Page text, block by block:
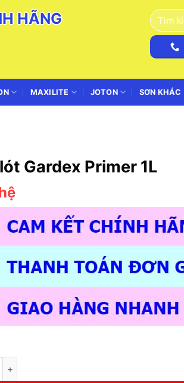
HÃNG
Tìm
kiếm:
MAXILITE JOTON SƠN KHÁC
Gardex Primer 1L
Primer 1L số lượng